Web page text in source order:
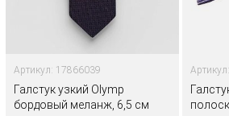
Артикул: 17866039
Галстук узкий Olymp
бордовый меланж, 6,5 см